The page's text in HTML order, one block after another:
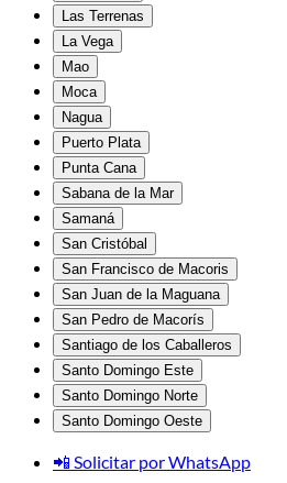
Las Terrenas
La Vega
Mao
Moca
Nagua
Puerto Plata
Punta Cana
Sabana de la Mar
Samaná
San Cristóbal
San Francisco de Macoris
San Juan de la Maguana
San Pedro de Macorís
Santiago de los Caballeros
Santo Domingo Este
Santo Domingo Norte
Santo Domingo Oeste
📲 Solicitar por WhatsApp